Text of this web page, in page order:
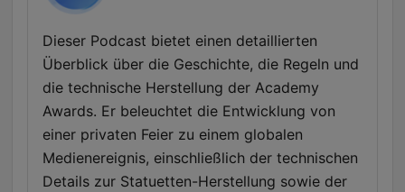
Dieser Podcast bietet einen detaillierten
Überblick über die Geschichte, die Regeln und
die technische Herstellung der Academy
Awards. Er beleuchtet die Entwicklung von
einer privaten Feier zu einem globalen
Medienereignis, einschließlich der technischen
Details zur Statuetten-Herstellung sowie der